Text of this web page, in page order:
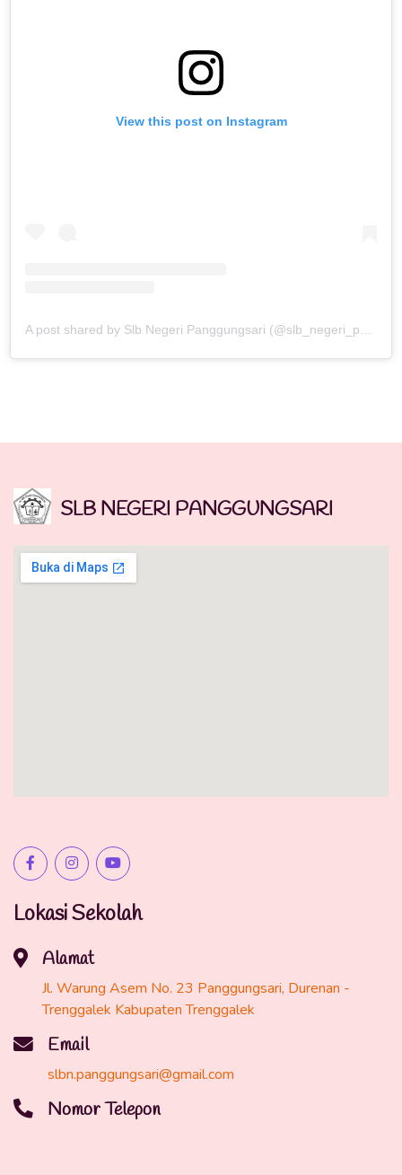
View this post on Instagram
A post shared by Slb Negeri Panggungsari (@slb_negeri_panggungsari)
SLB NEGERI PANGGUNGSARI
Lokasi Sekolah
Alamat
Jl. Warung Asem No. 23 Panggungsari, Durenan -
Trenggalek Kabupaten Trenggalek
Email
slbn.panggungsari@gmail.com
Nomor Telepon